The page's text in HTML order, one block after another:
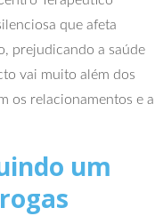
que afeta
prejudicando a saúde
vai muito além dos
os relacionamentos e a
um